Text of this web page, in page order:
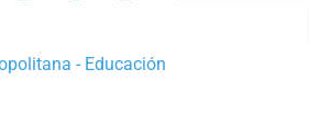
- Educación